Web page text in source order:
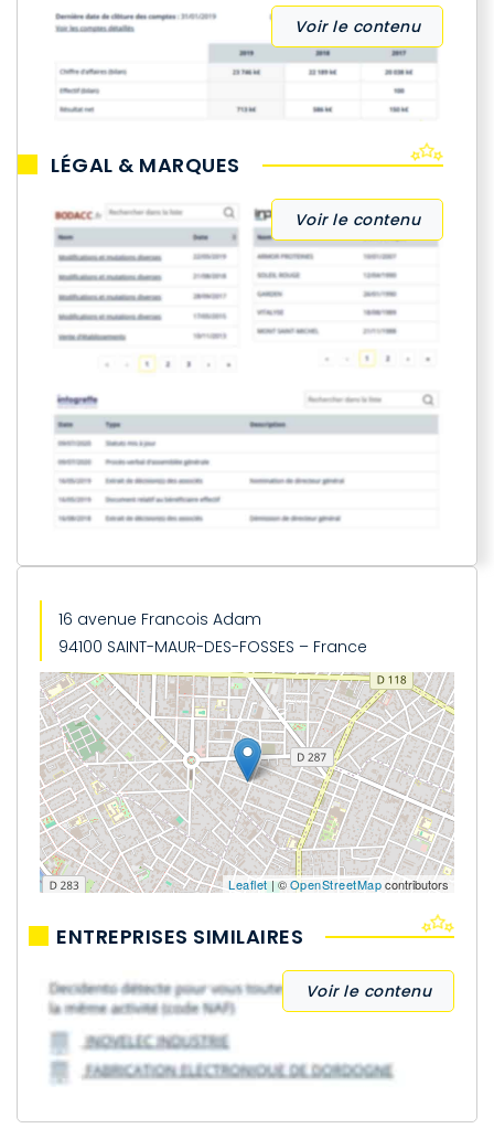
Voir le contenu
LÉGAL & MARQUES
Voir le contenu
16 avenue Francois Adam
94100 SAINT-MAUR-DES-FOSSES – France
Leaflet| ©OpenStreetMapcontributors
ENTREPRISES SIMILAIRES
Voir le contenu